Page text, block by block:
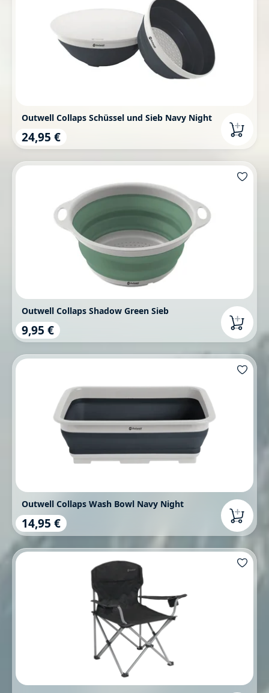
Outwell Collaps Schüssel und Sieb Navy Night
Regulärer Preis:
24,95 €
Outwell Collaps Shadow Green Sieb
Regulärer Preis:
9,95 €
Outwell Collaps Wash Bowl Navy Night
Regulärer Preis:
14,95 €